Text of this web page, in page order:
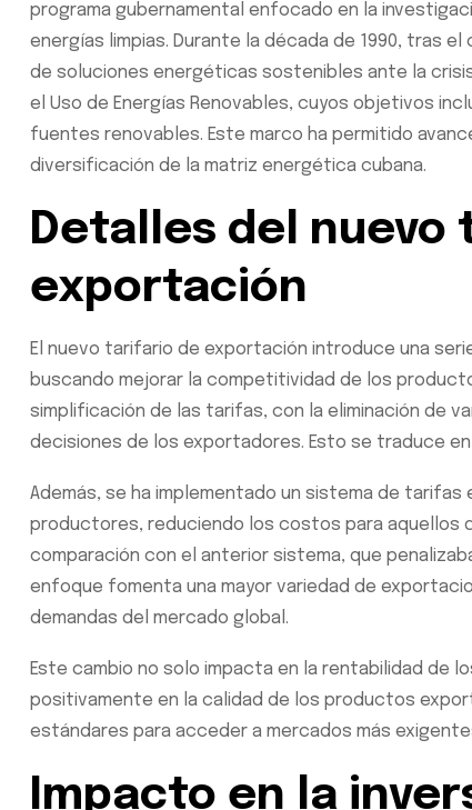
programa gubernamental enfocado en la
energías limpias. Durante la década de 1990, tras
de soluciones energéticas sostenibles ante la
el Uso de Energías Renovables, cuyos objetivos
fuentes renovables. Este marco ha permitido
diversificación de la matriz energética cubana.
Detalles del nuevo
exportación
El nuevo tarifario de exportación introduce una
buscando mejorar la competitividad de los
simplificación de las tarifas, con la eliminación de
decisiones de los exportadores. Esto se traduce
Además, se ha implementado un sistema de
productores, reduciendo los costos para aquellos
comparación con el anterior sistema, que
enfoque fomenta una mayor variedad de
demandas del mercado global.
Este cambio no solo impacta en la rentabilidad de
positivamente en la calidad de los productos
estándares para acceder a mercados más
Impacto en la